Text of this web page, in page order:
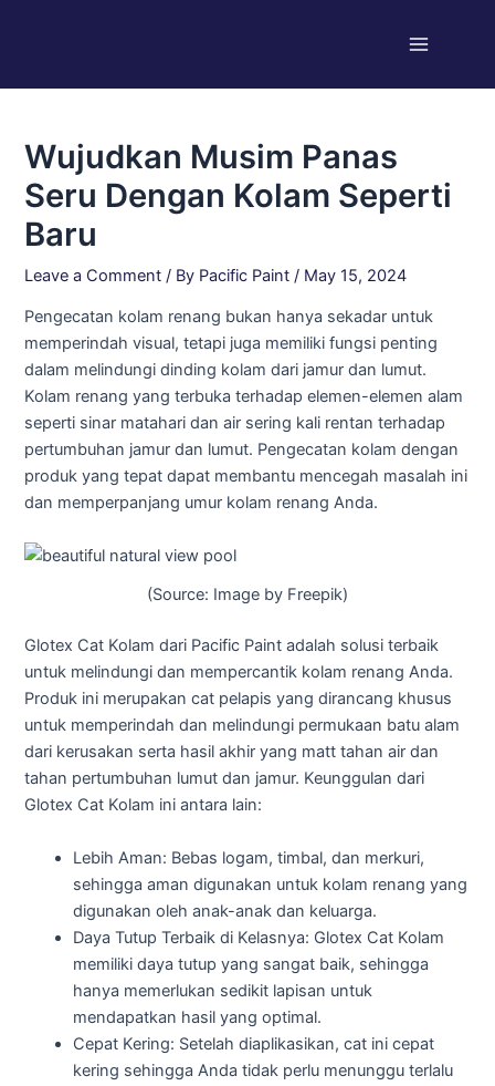
Wujudkan Musim Panas
Seru Dengan Kolam Seperti
Baru
Leave a Comment / By Pacific Paint/ May 15, 2024
Pengecatan kolam renang bukan hanya sekadar untuk
memperindah visual, tetapi juga memiliki fungsi penting
dalam melindungi dinding kolam dari jamur dan lumut.
Kolam renang yang terbuka terhadap elemen-elemen alam
seperti sinar matahari dan air sering kali rentan terhadap
pertumbuhan jamur dan lumut. Pengecatan kolam dengan
produk yang tepat dapat membantu mencegah masalah ini
dan memperpanjang umur kolam renang Anda.
(Source: Image by Freepik)
Glotex Cat Kolam dari Pacific Paint adalah solusi terbaik
untuk melindungi dan mempercantik kolam renang Anda.
Produk ini merupakan cat pelapis yang dirancang khusus
untuk memperindah dan melindungi permukaan batu alam
dari kerusakan serta hasil akhir yang matt tahan air dan
tahan pertumbuhan lumut dan jamur. Keunggulan dari
Glotex Cat Kolam ini antara lain:
Lebih Aman: Bebas logam, timbal, dan merkuri,
sehingga aman digunakan untuk kolam renang yang
digunakan oleh anak-anak dan keluarga.
Daya Tutup Terbaik di Kelasnya: Glotex Cat Kolam
memiliki daya tutup yang sangat baik, sehingga
hanya memerlukan sedikit lapisan untuk
mendapatkan hasil yang optimal.
Cepat Kering: Setelah diaplikasikan, cat ini cepat
kering sehingga Anda tidak perlu menunggu terlalu